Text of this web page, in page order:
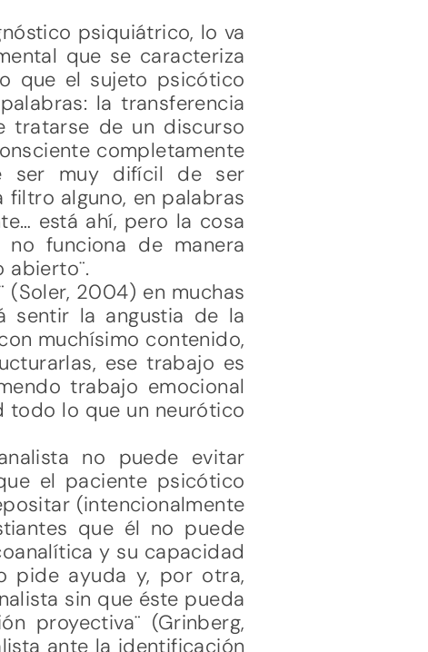
psiquiátrico, lo va
que se caracteriza
que el sujeto psicótico
la transferencia
tratarse de un discurso
completamente
ser muy difícil de ser
alguno, en palabras
está ahí, pero la cosa
funciona de manera
abierto¨.
(Soler, 2004) en muchas
sentir la angustia de la
muchísimo contenido,
ese trabajo es
trabajo emocional
todo lo que un neurótico
no puede evitar
el paciente psicótico
(intencionalmente
que él no puede
y su capacidad
pide ayuda y, por otra,
sin que éste pueda
proyectiva¨ (Grinberg,
ante la identificación